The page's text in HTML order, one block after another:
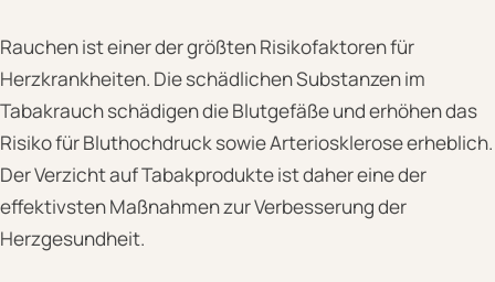
Rauchen ist einer der größten Risikofaktoren für
Herzkrankheiten. Die schädlichen Substanzen im
Tabakrauch schädigen die Blutgefäße und erhöhen das
Risiko für Bluthochdruck sowie Arteriosklerose erheblich.
Der Verzicht auf Tabakprodukte ist daher eine der
effektivsten Maßnahmen zur Verbesserung der
Herzgesundheit.